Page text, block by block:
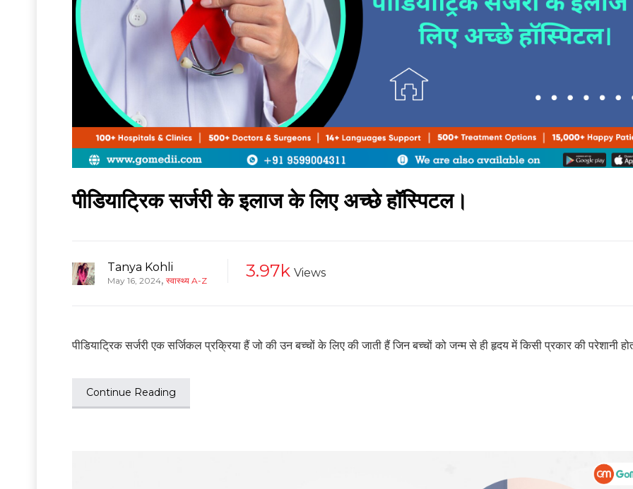
पीडियाट्रिक सर्जरी के इलाज के लिए अच्छे हॉस्पिटल।
Tanya Kohli
May 16, 2024, स्वास्थ्य A-Z 3.97k Views
पीडियाट्रिक सर्जरी एक सर्जिकल प्रक्रिया हैं जो की उन बच्चों के लिए की जाती हैं जिन बच्चों को जन्म से ही हृदय में किसी प्रकार की परेशानी
Continue Reading